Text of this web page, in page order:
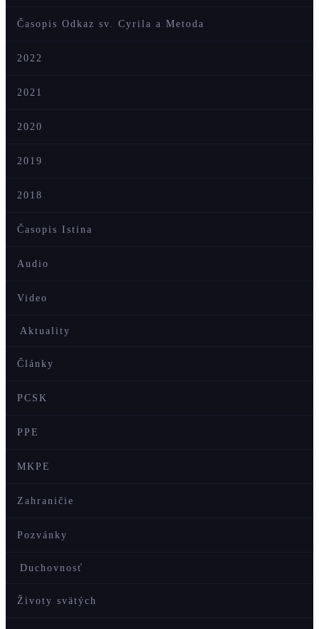
Časopis Odkaz sv. Cyrila a Metoda
2022
2021
2020
2019
2018
Časopis Istina
Audio
Video
Aktuality
Články
PCSK
PPE
MKPE
Zahraničie
Pozvánky
Duchovnosť
Životy svätých